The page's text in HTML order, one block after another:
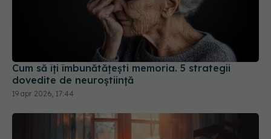
Cum să îți îmbunătățești memoria. 5 strategii
dovedite de neuroștiință
19 apr 2026, 17:44